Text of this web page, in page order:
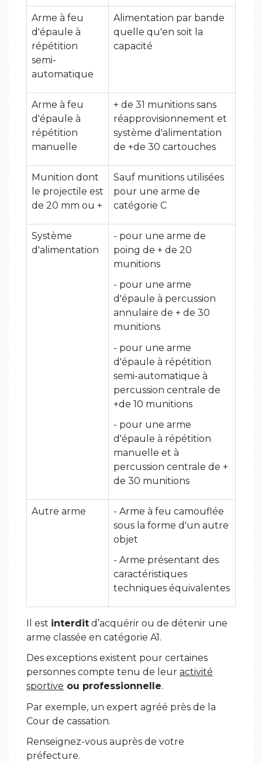
Arme à feu
d'épaule à
répétition
semi-
automatique
Alimentation par bande
quelle qu'en soit la
capacité
Arme à feu
d'épaule à
répétition
manuelle
+ de 31 munitions sans
réapprovisionnement et
système d'alimentation
de +de 30 cartouches
Munition dont
le projectile est
de 20 mm ou +
Sauf munitions utilisées
pour une arme de
catégorie C
Système
d'alimentation
- pour une arme de
poing de + de 20
munitions
- pour une arme
d'épaule à percussion
annulaire de + de 30
munitions
- pour une arme
d'épaule à répétition
semi-automatique à
percussion centrale de
+de 10 munitions
- pour une arme
d'épaule à répétition
manuelle et à
percussion centrale de +
de 30 munitions
Autre arme
- Arme à feu camouflée
sous la forme d'un autre
objet
- Arme présentant des
caractéristiques
techniques équivalentes
Il est interdit d’acquérir ou de détenir une
arme classée en catégorie A1.
Des exceptions existent pour certaines
personnes compte tenu de leur activité
sportive ou professionnelle.
Par exemple, un expert agréé près de la
Cour de cassation.
Renseignez-vous auprès de votre
préfecture.